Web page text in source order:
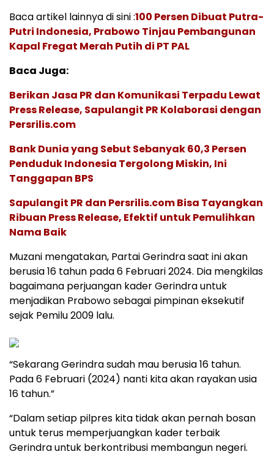
Baca artikel lainnya di sini :100 Persen Dibuat Putra-
Putri Indonesia, Prabowo Tinjau Pembangunan
Kapal Fregat Merah Putih di PT PAL
Baca Juga:
Berikan Jasa PR dan Komunikasi Terpadu Lewat
Press Release, Sapulangit PR Kolaborasi dengan
Persrilis.com
Bank Dunia yang Sebut Sebanyak 60,3 Persen
Penduduk Indonesia Tergolong Miskin, Ini
Tanggapan BPS
Sapulangit PR dan Persrilis.com Bisa Tayangkan
Ribuan Press Release, Efektif untuk Pemulihkan
Nama Baik
Muzani mengatakan, Partai Gerindra saat ini akan
berusia 16 tahun pada 6 Februari 2024. Dia mengkilas
bagaimana perjuangan kader Gerindra untuk
menjadikan Prabowo sebagai pimpinan eksekutif
sejak Pemilu 2009 lalu.
“Sekarang Gerindra sudah mau berusia 16 tahun.
Pada 6 Februari (2024) nanti kita akan rayakan usia
16 tahun.”
“Dalam setiap pilpres kita tidak akan pernah bosan
untuk terus memperjuangkan kader terbaik
Gerindra untuk berkontribusi membangun negeri.